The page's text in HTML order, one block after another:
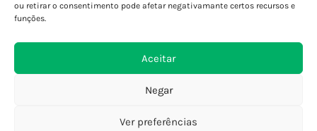
ou retirar o consentimento pode afetar negativamante certos recursos e
funções.
Aceitar
Negar
Ver preferências
Encomendas Internacionais
Devoluções e Trocas